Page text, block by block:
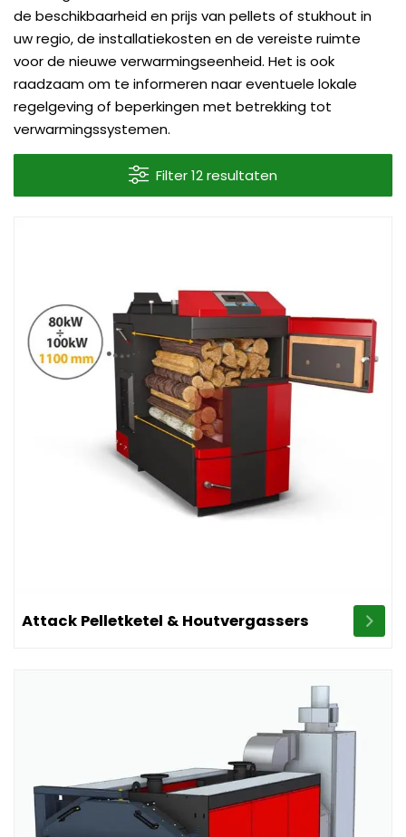
de beschikbaarheid en prijs van pellets of stukhout in
uw regio, de installatiekosten en de vereiste ruimte
voor de nieuwe verwarmingseenheid. Het is ook
raadzaam om te informeren naar eventuele lokale
regelgeving of beperkingen met betrekking tot
verwarmingssystemen.
Filter 12 resultaten
Attack Pelletketel & Houtvergassers